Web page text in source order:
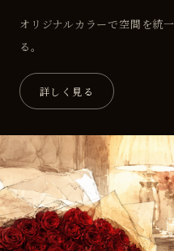
オリジナルカラーで空間を統
る。
詳しく見る